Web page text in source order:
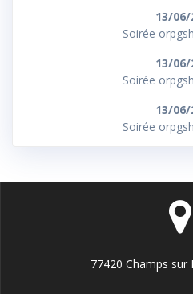
13/06/
Soirée
13/06/
Soirée
13/06/
Soirée
77420 Champs sur